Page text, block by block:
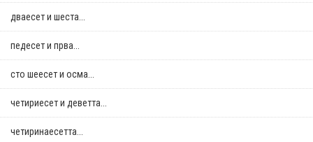
дваесет и шеста...
педесет и прва...
сто шеесет и осма...
четириесет и деветта...
четиринаесетта...